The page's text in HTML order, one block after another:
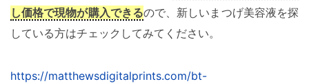
し価格で現物が購入できるので、新しいまつげ美容液を探
している方はチェックしてみてください。
https://matthewsdigitalprints.com/bt-